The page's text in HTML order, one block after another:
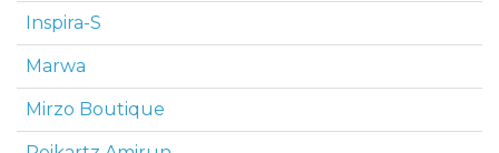
Inspira-S
Marwa
Mirzo Boutique